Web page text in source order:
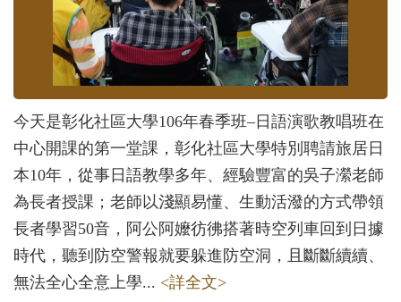
今天是彰化社區大學106年春季班–日語演歌教唱班在
中心開課的第一堂課，彰化社區大學特別聘請旅居日
本10年，從事日語教學多年、經驗豐富的吳子瀠老師
為長者授課；老師以淺顯易懂、生動活潑的方式帶領
長者學習50音，阿公阿嬤彷彿搭著時空列車回到日據
時代，聽到防空警報就要躲進防空洞，且斷斷續續、
無法全心全意上學... <詳全文>